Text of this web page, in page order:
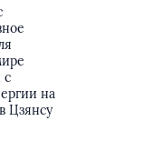
с
на
Цзянсу